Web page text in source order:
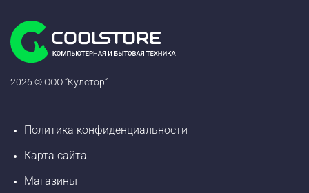
2026 © ООО “Кулстор”
Политика конфиденциальности
Карта сайта
Магазины